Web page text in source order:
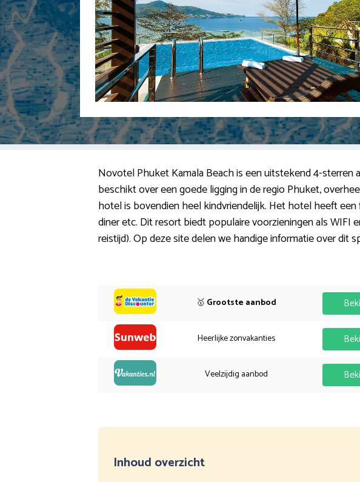
Novotel Phuket Kamala Beach is een uitstekend 4-
beschikt over een goede ligging in de regio Phuket,
hotel is bovendien heel kindvriendelijk. Het hotel heeft
diner etc. Dit resort biedt populaire voorzieningen als WIFI
reistijd). Op deze site delen we handige informatie over dit
🥇 Grootste aanbod
Heerlijke zonvakanties
Veelzijdig aanbod
Inhoud overzicht